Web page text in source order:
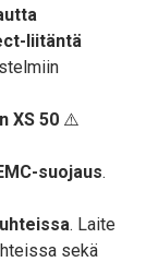
liitäntä
XS 50 ⚠️
suojaus.
. Laite
sekä